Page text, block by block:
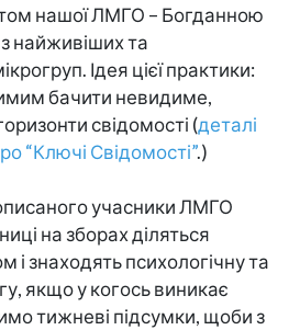
нашої ЛМГО – Богданною
найживіших та
Ідея цієї практики:
бачити невидиме,
свідомості (деталі
“Ключі Свідомості”.)
учасники ЛМГО
на зборах діляться
і знаходять психологічну та
якщо у когось виникає
тижневі підсумки, щоби з